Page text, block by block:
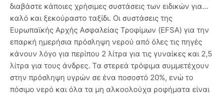
διαβάστε κάποιες χρήσιμες συστάσεις των ειδικών για...
καλό και ξεκούραστο ταξίδι. Οι συστάσεις της
Ευρωπαϊκής Αρχής Ασφαλείας Τροφίμων (EFSA) για την
επαρκή ημερήσια πρόσληψη νερού από όλες τις πηγές
κάνουν λόγο για περίπου 2 λίτρα για τις γυναίκες και 2,5
λίτρα για τους άνδρες. Τα στερεά τρόφιμα συμμετέχουν
στην πρόσληψη υγρών σε ένα ποσοστό 20%, ενώ το
πόσιμο νερό και όλα τα μη αλκοολούχα ροφήματα είναι